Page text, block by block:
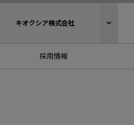
キオクシア株式会社
採用情報